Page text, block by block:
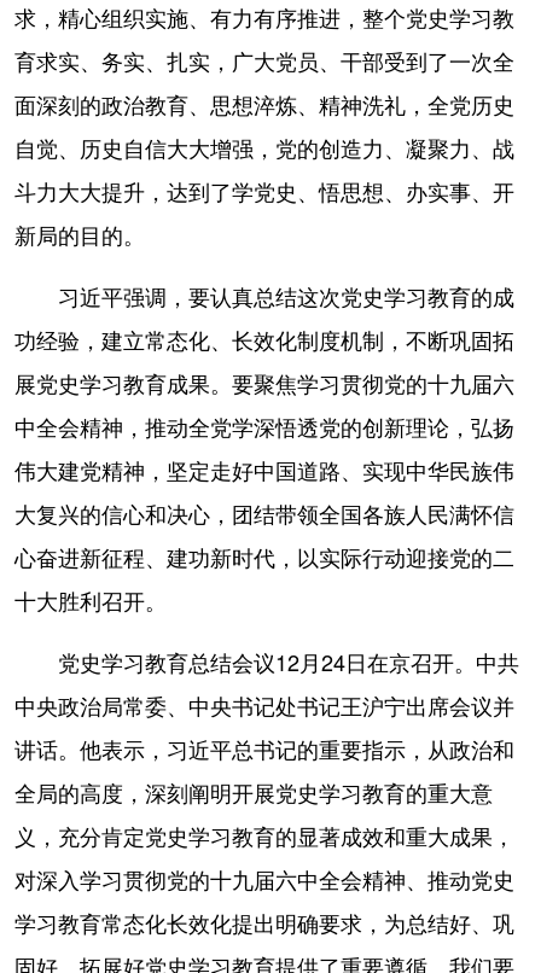
陕西 甘肃 青海 宁夏
新疆 内蒙古 黑龙江
多语种频道
English
Русский язык 日本語 한국어
Deutsch Português
求，精心组织实施、有力有序推进，整个党史学习教
育求实、务实、扎实，广大党员、干部受到了一次全
面深刻的政治教育、思想淬炼、精神洗礼，全党历史
自觉、历史自信大大增强，党的创造力、凝聚力、战
斗力大大提升，达到了学党史、悟思想、办实事、开
新局的目的。
习近平强调，要认真总结这次党史学习教育的成
功经验，建立常态化、长效化制度机制，不断巩固拓
展党史学习教育成果。要聚焦学习贯彻党的十九届六
中全会精神，推动全党学深悟透党的创新理论，弘扬
伟大建党精神，坚定走好中国道路、实现中华民族伟
大复兴的信心和决心，团结带领全国各族人民满怀信
心奋进新征程、建功新时代，以实际行动迎接党的二
十大胜利召开。
党史学习教育总结会议12月24日在京召开。中共
中央政治局常委、中央书记处书记王沪宁出席会议并
讲话。他表示，习近平总书记的重要指示，从政治和
全局的高度，深刻阐明开展党史学习教育的重大意
义，充分肯定党史学习教育的显著成效和重大成果，
对深入学习贯彻党的十九届六中全会精神、推动党史
学习教育常态化长效化提出明确要求，为总结好、巩
固好、拓展好党史学习教育提供了重要遵循。我们要